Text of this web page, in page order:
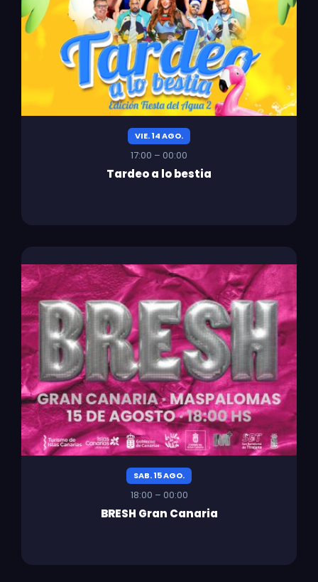
VIE. 14 AGO.
17:00 – 00:00
Tardeo a lo bestia
SAB. 15 AGO.
18:00 – 00:00
BRESH Gran Canaria